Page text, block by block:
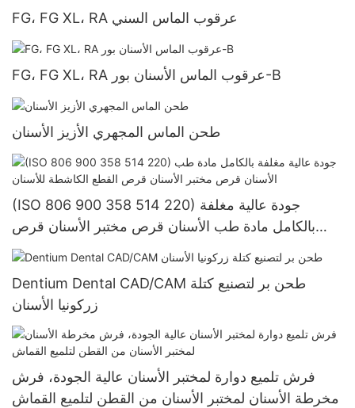
FG، FG XL، RA عرقوب الماس السني
FG، FG XL، RA عرقوب الماس الأسنان بور-B
طحن الماس المجهري الأزيز الأسنان
(ISO 806 900 358 514 220) جودة عالية مغلفة
بالكامل مادة طب الأسنان قرص مختبر الأسنان قرص
القطع الكاشطة للأسنان
Dentium Dental CAD/CAM طحن بر لتصنيع كتلة
زركونيا الأسنان
فرش تلميع دوارة لمختبر الأسنان عالية الجودة، فرش
مخرطة الأسنان لمختبر الأسنان من القطن لتلميع القماش